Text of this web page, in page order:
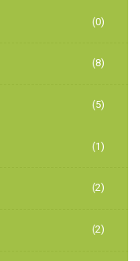
(0)
(8)
(5)
(1)
(2)
(2)